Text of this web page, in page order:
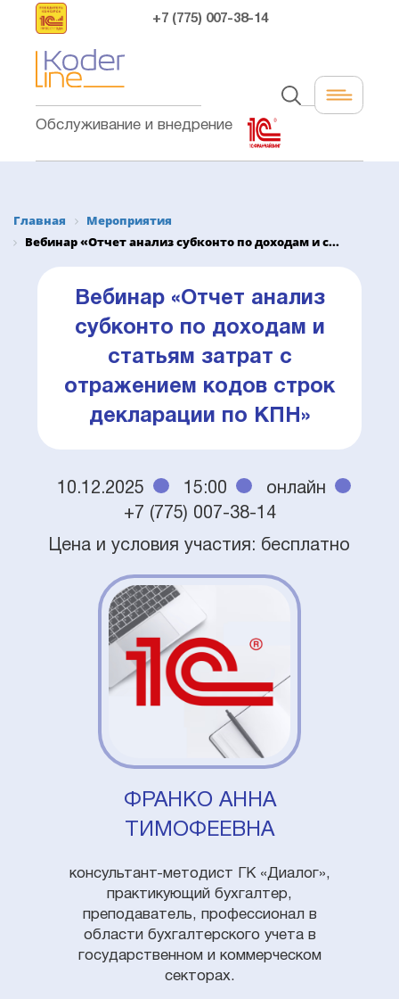
Обслуживание и внедрение
+7 (775) 007-38-14
Главная
Мероприятия
Вебинар «Отчет анализ субконто по доходам и с...
Вебинар «Отчет анализ
субконто по доходам и
статьям затрат с
отражением кодов строк
декларации по КПН»
10.12.2025 15:00
онлайн
+7 (775) 007-38-14
Цена и условия участия: бесплатно
ФРАНКО АННА
ТИМОФЕЕВНА
консультант-методист ГК «Диалог»,
практикующий бухгалтер,
преподаватель, профессионал в
области бухгалтерского учета в
государственном и коммерческом
секторах.